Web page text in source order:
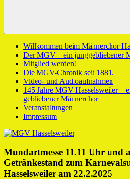
Willkommen beim Männerchor
Der MGV – ein junggebliebener
Mitglied werden!
Die MGV-Chronik seit 1881.
Video- und Audioaufnahmen
145 Jahre MGV Hasselsweiler –
gebliebener Männerchor
Veranstaltungen
Impressum
Mundartmesse 11.11 Uhr und
Getränkestand zum
Hasselsweiler am 22.2.2025